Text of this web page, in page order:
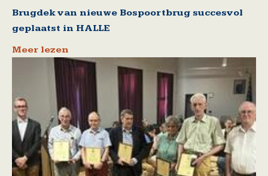
Brugdek van nieuwe Bospoortbrug succesvol
geplaatst in HALLE
Meer lezen